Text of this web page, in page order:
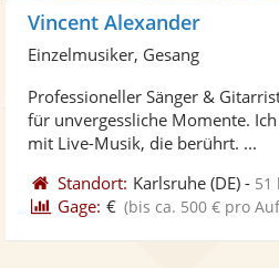
Vincent Alexander
Einzelmusiker, Gesang
Professioneller Sänger &
für unvergessliche Momente.
mit Live-Musik, die berührt. ...
Standort: Karlsruhe (DE) - 51
Gage: € (bis ca. 500 € pro